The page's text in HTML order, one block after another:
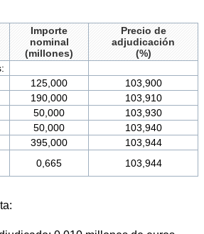
Importe
nominal
(millones)
Precio de
adjudicación
(%)
125,000
103,900
190,000
103,910
50,000
103,930
50,000
103,940
395,000
103,944
0,665 103,944